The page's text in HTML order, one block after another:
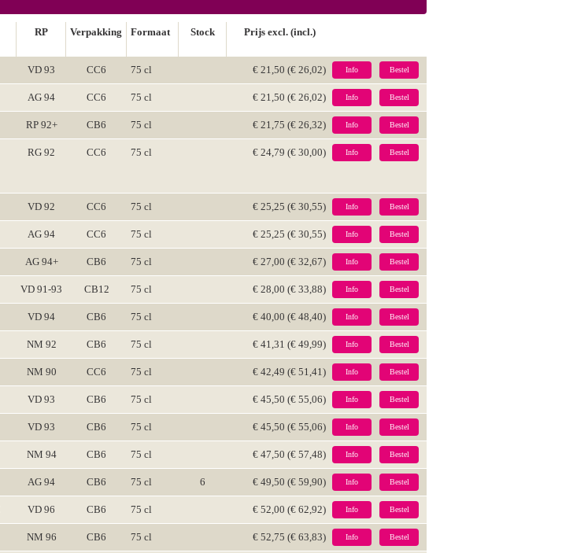
RP Verpakking Formaat Stock Prijs excl. (incl.)
VD 93 CC6 75 cl € 21,50 (€ 26,02) Info Bestel
AG 94 CC6 75 cl € 21,50 (€ 26,02) Info Bestel
RP 92+ CB6 75 cl € 21,75 (€ 26,32) Info Bestel
RG 92 CC6 75 cl € 24,79 (€ 30,00) Info Bestel
VD 92 CC6 75 cl € 25,25 (€ 30,55) Info Bestel
AG 94 CC6 75 cl € 25,25 (€ 30,55) Info Bestel
AG 94+ CB6 75 cl € 27,00 (€ 32,67) Info Bestel
VD 91-93 CB12 75 cl € 28,00 (€ 33,88) Info Bestel
VD 94 CB6 75 cl € 40,00 (€ 48,40) Info Bestel
NM 92 CB6 75 cl € 41,31 (€ 49,99) Info Bestel
NM 90 CC6 75 cl € 42,49 (€ 51,41) Info Bestel
VD 93 CB6 75 cl € 45,50 (€ 55,06) Info Bestel
VD 93 CB6 75 cl € 45,50 (€ 55,06) Info Bestel
NM 94 CB6 75 cl € 47,50 (€ 57,48) Info Bestel
AG 94 CB6 75 cl 6 € 49,50 (€ 59,90) Info Bestel
VD 96 CB6 75 cl € 52,00 (€ 62,92) Info Bestel
NM 96 CB6 75 cl € 52,75 (€ 63,83) Info Bestel